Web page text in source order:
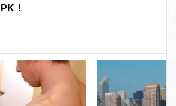
PK！